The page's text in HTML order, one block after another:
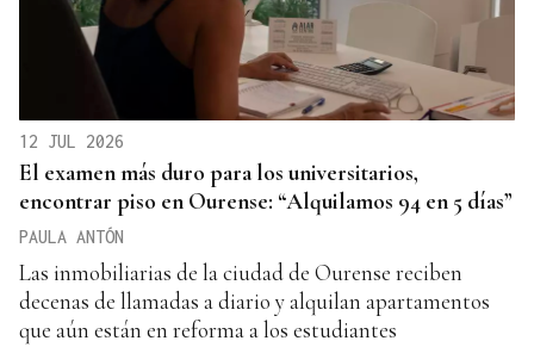
12 JUL 2026
El examen más duro para los universitarios,
encontrar piso en Ourense: “Alquilamos 94 en 5 días”
PAULA ANTÓN
Las inmobiliarias de la ciudad de Ourense reciben
decenas de llamadas a diario y alquilan apartamentos
que aún están en reforma a los estudiantes